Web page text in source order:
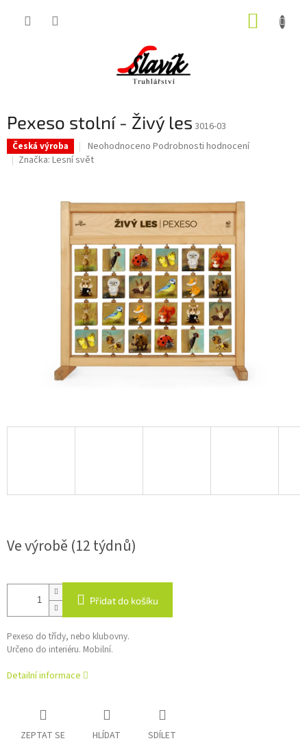
Pexeso stolní - Živý les 3016-03
Česká výroba
Průměrné
hodnocení
z
hvězdiček.
Neohodnoceno Podrobnosti hodnocení
Značka: Lesní svět
Ve výrobě (12 týdnů)
Přidat do košíku
Pexeso do třídy, nebo klubovny.
Určeno do interiéru. Mobilní.
Detailní informace
ZEPTAT SE HLÍDAT SDÍLET